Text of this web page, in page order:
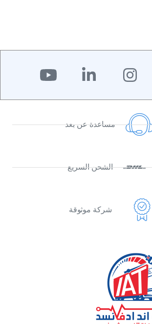
مساعدة عن بعد
الشحن السريع
شركة موثوقة